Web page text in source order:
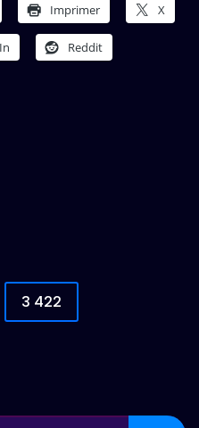
Imprimer X
Reddit
3 422